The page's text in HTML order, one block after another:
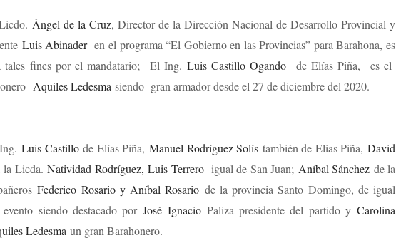
Ángel de la Cruz, Director de la Dirección Nacional de Desarrollo Provincial y
Luis Abinaderen el programa “El Gobierno en las Provincias” para Barahona, es
tales fines por el mandatario; El Ing.Luis Castillo Ogando de Elías Piña, es el
Aquiles Ledesma siendo gran armador desde el 27 de diciembre del 2020.
Ing.Luis Castillode Elías Piña, Manuel Rodríguez Solís también de Elías Piña,David
la Licda.Natividad Rodríguez, Luis Terreroigual de San Juan; Aníbal Sánchez de la
Federico Rosario y Aníbal Rosario de la provincia Santo Domingo, de igual
evento siendo destacado porJosé IgnacioPaliza presidente del partido y Carolina
Ledesma un gran Barahonero.